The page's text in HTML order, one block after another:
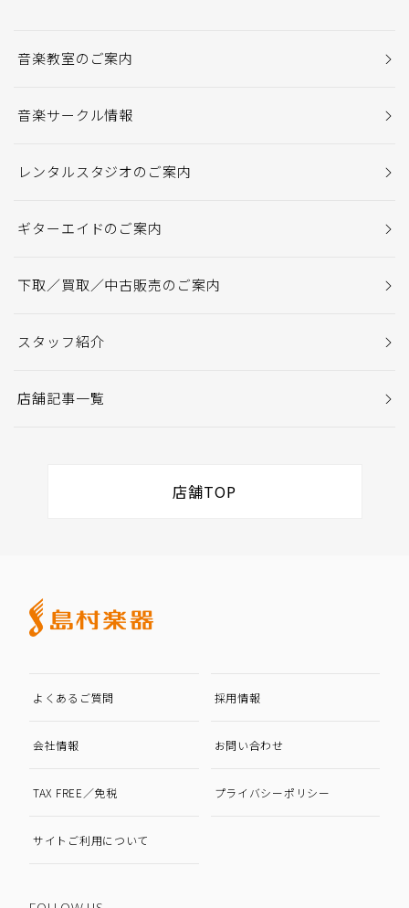
音楽教室のご案内
音楽サークル情報
レンタルスタジオのご案内
ギターエイドのご案内
下取／買取／中古販売のご案内
スタッフ紹介
店舗記事一覧
店舗TOP
よくあるご質問 採用情報
会社情報 お問い合わせ
TAX FREE／免税 プライバシーポリシー
サイトご利用について